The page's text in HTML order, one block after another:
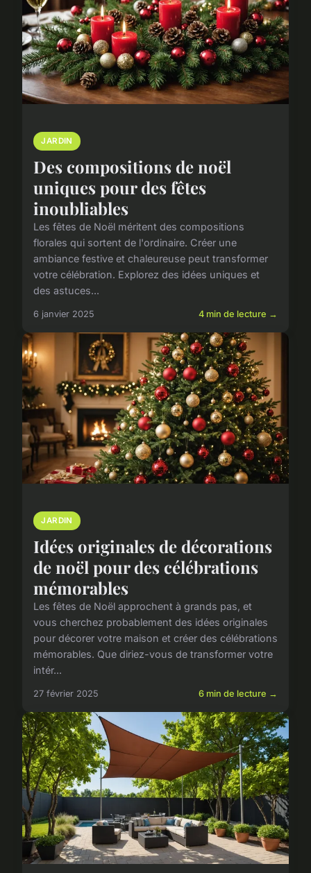
JARDIN
Des compositions de noël
uniques pour des fêtes
inoubliables
Les fêtes de Noël méritent des compositions
florales qui sortent de l'ordinaire. Créer une
ambiance festive et chaleureuse peut transformer
votre célébration. Explorez des idées uniques et
des astuces...
6 janvier 2025 4 min de lecture →
JARDIN
Idées originales de décorations
de noël pour des célébrations
mémorables
Les fêtes de Noël approchent à grands pas, et
vous cherchez probablement des idées originales
pour décorer votre maison et créer des célébrations
mémorables. Que diriez-vous de transformer votre
intér...
27 février 2025 6 min de lecture →